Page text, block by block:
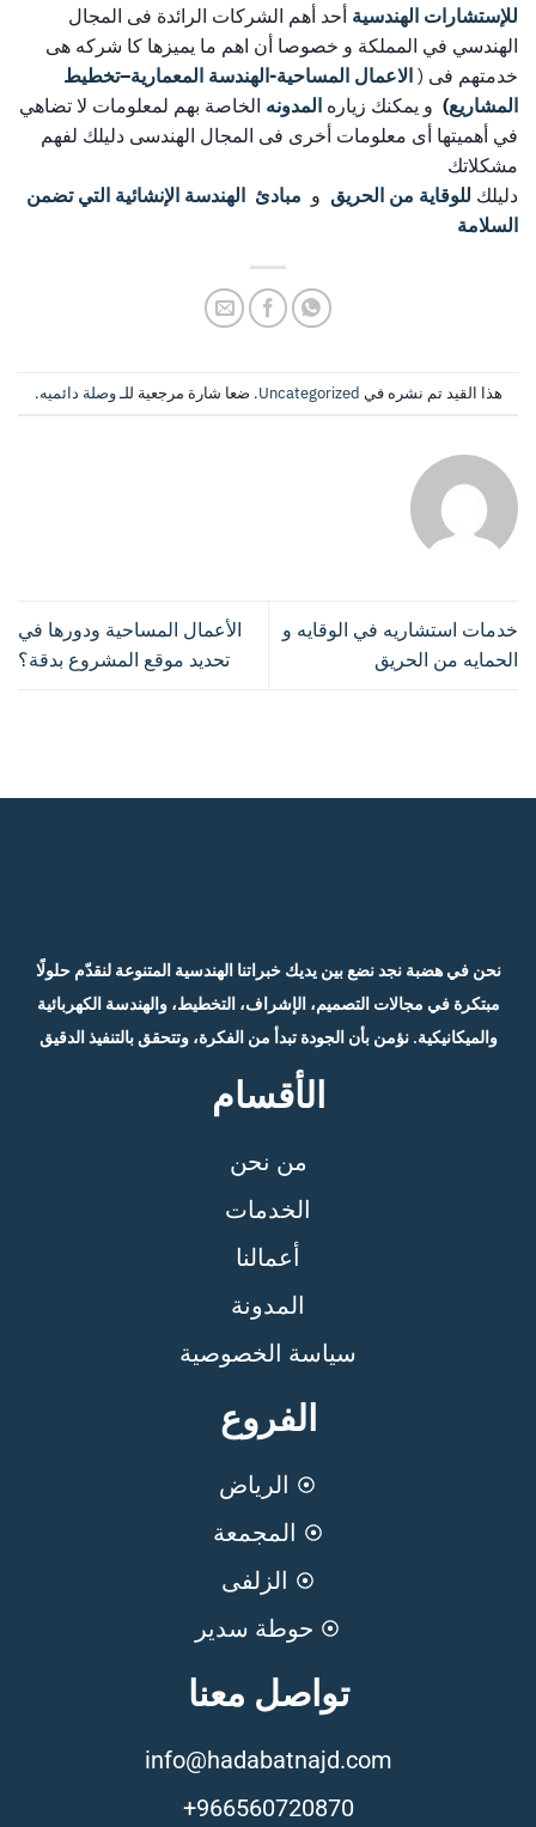
للإستشارات الهندسية أحد أهم الشركات الرائدة فى المجال
الهندسي في المملكة و خصوصا أن اهم ما يميزها كا شركه هى
خدمتهم فى ( الاعمال المساحية-الهندسة المعمارية–تخطيط
المشاريع) و يمكنك زياره المدونه الخاصة بهم لمعلومات لا تضاهي
في أهميتها أى معلومات أخرى فى المجال الهندسى دليلك لفهم
مشكلاتك
دليلك للوقاية من الحريق و مبادئ الهندسة الإنشائية التي تضمن
السلامة
هذا القيد تم نشره في Uncategorized. ضعا شارة مرجعية للـوصلة دائميه.
خدمات استشاريه في الوقايه و
الحمايه من الحريق
الأعمال المساحية ودورها في
تحديد موقع المشروع بدقة؟
نحن في هضبة نجد نضع بين يديك خبراتنا الهندسية المتنوعة لنقدّم حلولًا
مبتكرة في مجالات التصميم، الإشراف، التخطيط، والهندسة الكهربائية
والميكانيكية. نؤمن بأن الجودة تبدأ من الفكرة، وتتحقق بالتنفيذ الدقيق
الأقسام
من نحن
الخدمات
أعمالنا
المدونة
سياسة الخصوصية
الفروع
الرياض
المجمعة
الزلفى
حوطة سدير
تواصل معنا
info@hadabatnajd.com
966560720870+